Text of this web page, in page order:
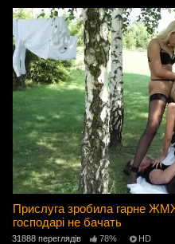
Прислуга зробила гарне
господарі не бачать
31888 переглядів 78% HD